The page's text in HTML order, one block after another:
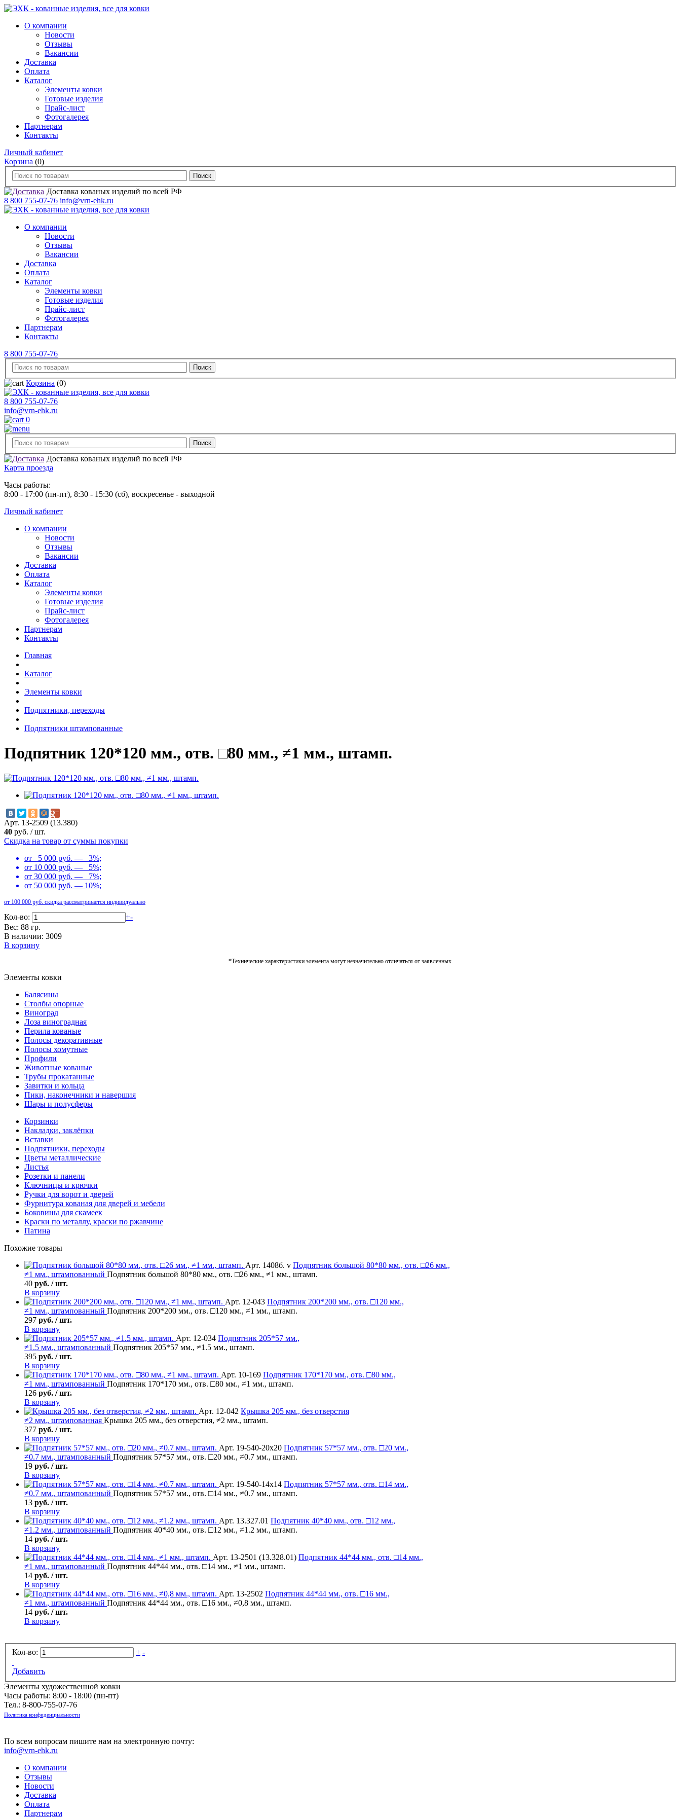
О компании
Новости
Отзывы
Вакансии
Доставка
Оплата
Каталог
Элементы ковки
Готовые изделия
Прайс-лист
Фотогалерея
Партнерам
Контакты
Личный кабинет
Корзина (0)
Доставка кованых изделий по всей РФ
8 800 755-07-76 info@vrn-ehk.ru
О компании
Новости
Отзывы
Вакансии
Доставка
Оплата
Каталог
Элементы ковки
Готовые изделия
Прайс-лист
Фотогалерея
Партнерам
Контакты
8 800 755-07-76
Корзина (0)
8 800 755-07-76
info@vrn-ehk.ru
0
Доставка кованых изделий по всей РФ
Карта проезда
Часы работы:
8:00 - 17:00 (пн-пт), 8:30 - 15:30 (сб), воскресенье - выходной
Личный кабинет
О компании
Новости
Отзывы
Вакансии
Доставка
Оплата
Каталог
Элементы ковки
Готовые изделия
Прайс-лист
Фотогалерея
Партнерам
Контакты
Главная
Каталог
Элементы ковки
Подпятники, переходы
Подпятники штампованные
Подпятник 120*120 мм., отв. □80 мм., ≠1 мм., штамп.
Арт. 13-2509 (13.380)
40 руб. /шт.
Скидка на товар от суммы покупки
от 5 000 руб. — 3%;
от 10 000 руб. — 5%;
от 30 000 руб. — 7%;
от 50 000 руб. — 10%;
от 100 000 руб. скидка рассматривается индивидуально
Кол-во: +-
Вес: 88 гр.
В наличии: 3009
В корзину
*Технические характеристики элемента могут незначительно отличаться от заявленных.
Элементы ковки
Балясины
Столбы опорные
Виноград
Лоза виноградная
Перила кованые
Полосы декоративные
Полосы хомутные
Профили
Животные кованые
Трубы прокатанные
Завитки и кольца
Пики, наконечники и навершия
Шары и полусферы
Корзинки
Накладки, заклёпки
Вставки
Подпятники, переходы
Цветы металлические
Листья
Розетки и панели
Ключницы и крючки
Ручки для ворот и дверей
Фурнитура кованая для дверей и мебели
Боковины для скамеек
Краски по металлу, краски по ржавчине
Патина
Похожие товары
Арт. 1408б. v Подпятник большой 80*80 мм., отв. □26 мм.,
≠1 мм., штампованный Подпятник большой 80*80 мм., отв. □26 мм., ≠1 мм., штамп.
40 руб. / шт.
В корзину
Арт. 12-043 Подпятник 200*200 мм., отв. □120 мм.,
≠1 мм., штампованный Подпятник 200*200 мм., отв. □120 мм., ≠1 мм., штамп.
297 руб. / шт.
В корзину
Арт. 12-034 Подпятник 205*57 мм.,
≠1.5 мм., штампованный Подпятник 205*57 мм., ≠1.5 мм., штамп.
395 руб. / шт.
В корзину
Арт. 10-169 Подпятник 170*170 мм., отв. □80 мм.,
≠1 мм., штампованный Подпятник 170*170 мм., отв. □80 мм., ≠1 мм., штамп.
126 руб. / шт.
В корзину
Арт. 12-042 Крышка 205 мм., без отверстия
≠2 мм., штампованная Крышка 205 мм., без отверстия, ≠2 мм., штамп.
377 руб. / шт.
В корзину
Арт. 19-540-20х20 Подпятник 57*57 мм., отв. □20 мм.,
≠0.7 мм., штампованный Подпятник 57*57 мм., отв. □20 мм., ≠0.7 мм., штамп.
19 руб. / шт.
В корзину
Арт. 19-540-14х14 Подпятник 57*57 мм., отв. □14 мм.,
≠0.7 мм., штампованный Подпятник 57*57 мм., отв. □14 мм., ≠0.7 мм., штамп.
13 руб. / шт.
В корзину
Арт. 13.327.01 Подпятник 40*40 мм., отв. □12 мм.,
≠1.2 мм., штампованный Подпятник 40*40 мм., отв. □12 мм., ≠1.2 мм., штамп.
14 руб. / шт.
В корзину
Арт. 13-2501 (13.328.01) Подпятник 44*44 мм., отв. □14 мм.,
≠1 мм., штампованный Подпятник 44*44 мм., отв. □14 мм., ≠1 мм., штамп.
14 руб. / шт.
В корзину
Арт. 13-2502 Подпятник 44*44 мм., отв. □16 мм.,
≠1 мм., штампованный Подпятник 44*44 мм., отв. □16 мм., ≠0,8 мм., штамп.
14 руб. / шт.
В корзину
Кол-во: + -
Добавить
Элементы художественной ковки
Часы работы: 8:00 - 18:00 (пн-пт)
Тел.: 8-800-755-07-76
Политика конфиденциальности
По всем вопросам пишите нам на электронную почту:
info@vrn-ehk.ru
О компании
Отзывы
Новости
Доставка
Оплата
Партнерам